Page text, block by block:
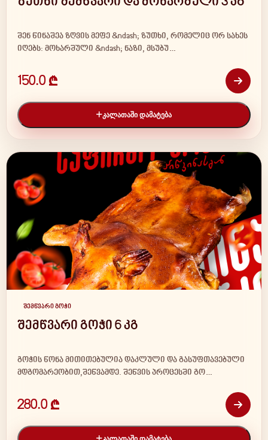
შენ წინაშეა ზღვის მეფე &ndash; ზუთხი, რომელიც ორ სახეს
იღებს: მოხარშული &ndash; ნაზი, მსუბუ…
150.0 ₾
ᲙᲐᲚᲐᲗᲐᲨᲘ ᲓᲐᲛᲐᲢᲔᲑᲐ
შემწვარი გოჭი
შემწვარი გოჭი 6 კგ
გოჭის წონა მითითებულია დაკლული და გასუფთავებული
მდგომარეობით,შეწვამდე. შეწვის პროცესში გო…
280.0 ₾